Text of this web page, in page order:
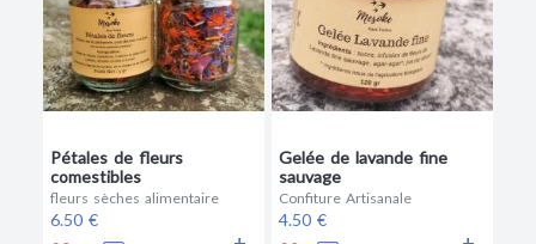
Pétales de fleurs
comestibles
fleurs sèches alimentaire
6.50 €
Gelée de lavande fine
sauvage
Confiture Artisanale
4.50 €